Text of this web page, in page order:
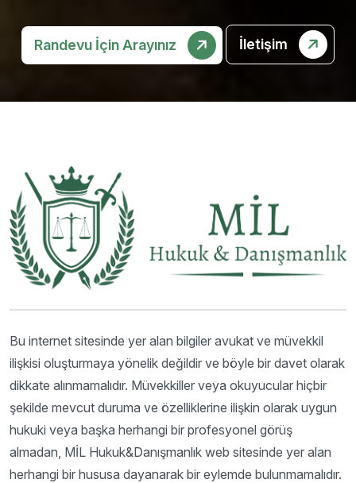
Randevu İçin Arayınız İletişim
Bu internet sitesinde yer alan bilgiler avukat ve müvekkil
ilişkisi oluşturmaya yönelik değildir ve böyle bir davet olarak
dikkate alınmamalıdır. Müvekkiller veya okuyucular hiçbir
şekilde mevcut duruma ve özelliklerine ilişkin olarak uygun
hukuki veya başka herhangi bir profesyonel görüş
almadan, MİL Hukuk&Danışmanlık web sitesinde yer alan
herhangi bir hususa dayanarak bir eylemde bulunmamalıdır.